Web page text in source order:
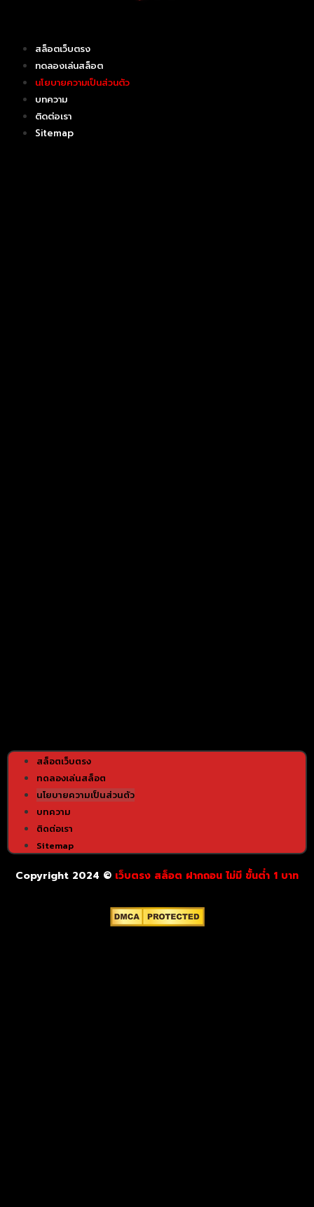
สล็อตเว็บตรง
ทดลองเล่นสล็อต
นโยบายความเป็นส่วนตัว
บทความ
ติดต่อเรา
Sitemap
สล็อตเว็บตรง
ทดลองเล่นสล็อต
นโยบายความเป็นส่วนตัว
บทความ
ติดต่อเรา
Sitemap
Copyright 2024 © เว็บตรง สล็อต ฝากถอน ไม่มี ขั้นต่ำ 1 บาท